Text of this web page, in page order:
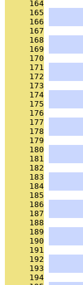
     164
     165
     166
     167
     168
     169
     170
     171
     172
     173
     174
     175
     176
     177
     178
     179
     180
     181
     182
     183
     184
     185
     186
     187
     188
     189
     190
     191
     192
     193
     194